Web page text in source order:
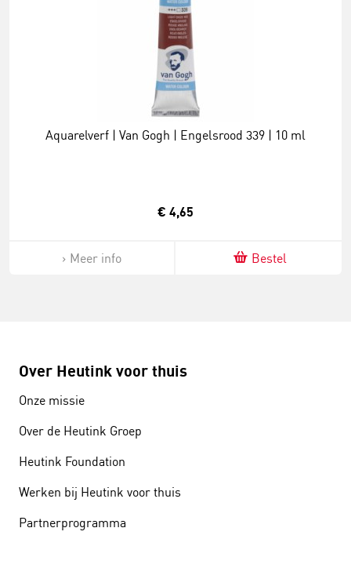
Aquarelverf | Van Gogh | Engelsrood 339 | 10 ml
€ 4,65
Meer info Bestel
Over Heutink voor thuis
Onze missie
Over de Heutink Groep
Heutink Foundation
Werken bij Heutink voor thuis
Partnerprogramma